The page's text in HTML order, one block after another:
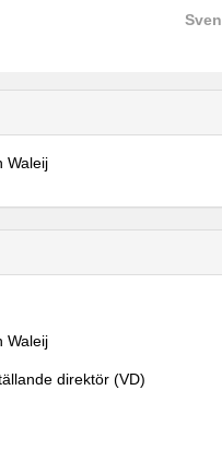
Waleij
Waleij
direktör (VD)